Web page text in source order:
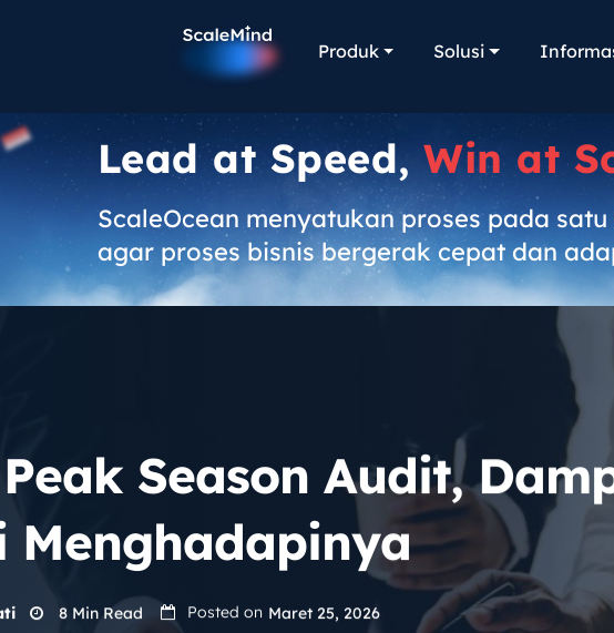
Produk Solusi
Lead at Speed,Win at
ScaleOcean menyatukan proses pada
agar proses bisnis bergerak cepat dan
Season Audit,
Menghadapinya
8 Min Read Posted on Maret 25, 2026